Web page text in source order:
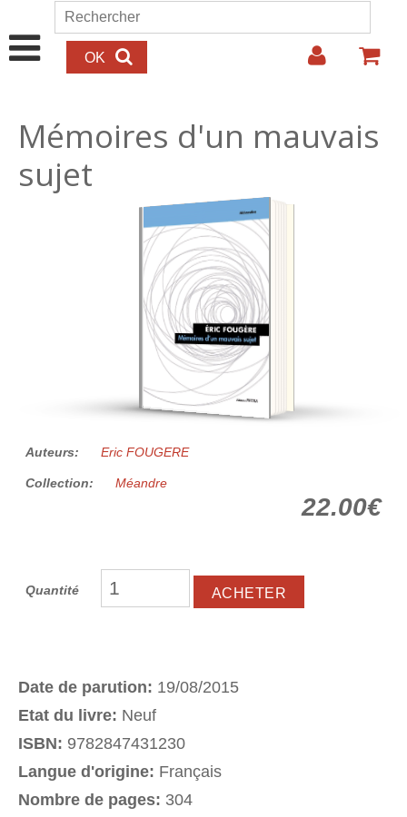
Aller au contenu principal
Formulaire de recherche
Rechercher
Mémoires d'un mauvais
sujet
22.00€
Auteurs: Eric FOUGERE
Collection: Méandre
22.00€
Quantité
Date de parution: 19/08/2015
Etat du livre: Neuf
ISBN: 9782847431230
Langue d'origine: Français
Nombre de pages: 304